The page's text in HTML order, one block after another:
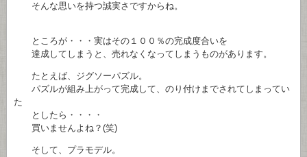
そんな思いを持つ誠実さですからね。
ところが・・・実はその１００％の完成度合いを
達成してしまうと、売れなくなってしまうものがあります。
たとえば、ジグソーパズル。
パズルが組み上がって完成して、のり付けまでされてしまってい
た
としたら・・・・
買いませんよね？(笑)
そして、プラモデル。